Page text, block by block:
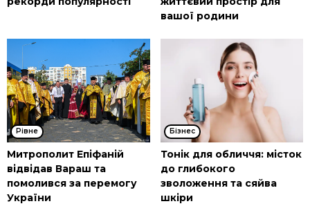
вашої родини
Рівне
Митрополит Епіфаній
відвідав Вараш та
помолився за перемогу
України
Бізнес
Тонік для обличчя: місток
до глибокого
зволоження та сяйва
шкіри